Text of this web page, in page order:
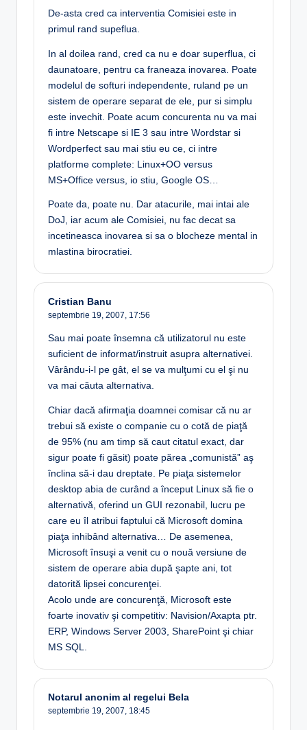
De-asta cred ca interventia Comisiei este in
primul rand supeflua.
In al doilea rand, cred ca nu e doar superflua, ci
daunatoare, pentru ca franeaza inovarea. Poate
modelul de softuri independente, ruland pe un
sistem de operare separat de ele, pur si simplu
este invechit. Poate acum concurenta nu va mai
fi intre Netscape si IE 3 sau intre Wordstar si
Wordperfect sau mai stiu eu ce, ci intre
platforme complete: Linux+OO versus
MS+Office versus, io stiu, Google OS…
Poate da, poate nu. Dar atacurile, mai intai ale
DoJ, iar acum ale Comisiei, nu fac decat sa
incetineasca inovarea si sa o blocheze mental in
mlastina birocratiei.
Cristian Banu
septembrie 19, 2007, 17:56
Sau mai poate însemna că utilizatorul nu este
suficient de informat/instruit asupra alternativei.
Vârându-i-l pe gât, el se va mulţumi cu el şi nu
va mai căuta alternativa.
Chiar dacă afirmaţia doamnei comisar că nu ar
trebui să existe o companie cu o cotă de piaţă
de 95% (nu am timp să caut citatul exact, dar
sigur poate fi găsit) poate părea „comunistă” aş
înclina să-i dau dreptate. Pe piaţa sistemelor
desktop abia de curând a început Linux să fie o
alternativă, oferind un GUI rezonabil, lucru pe
care eu îl atribui faptului că Microsoft domina
piaţa inhibând alternativa… De asemenea,
Microsoft însuşi a venit cu o nouă versiune de
sistem de operare abia după şapte ani, tot
datorită lipsei concurenţei.
Acolo unde are concurenţă, Microsoft este
foarte inovativ şi competitiv: Navision/Axapta ptr.
ERP, Windows Server 2003, SharePoint şi chiar
MS SQL.
Notarul anonim al regelui Bela
septembrie 19, 2007, 18:45